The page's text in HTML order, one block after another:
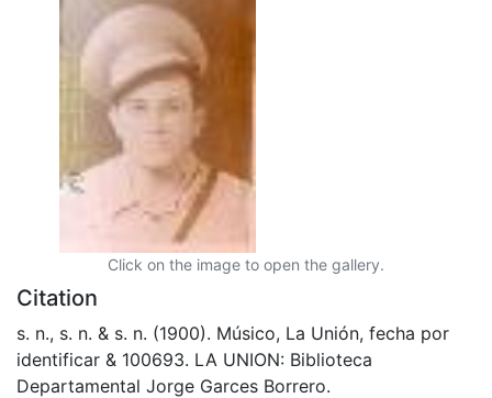
Click on the image to open the gallery.
Citation
s. n., s. n. & s. n. (1900). Músico, La Unión, fecha por
identificar & 100693. LA UNION: Biblioteca
Departamental Jorge Garces Borrero.